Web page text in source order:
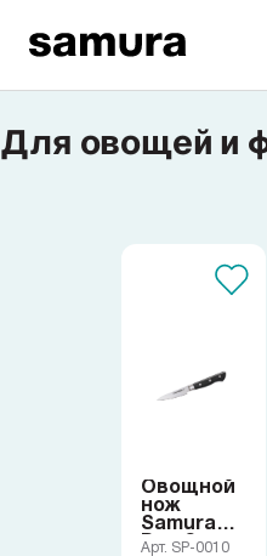
Распродажа
Для овощей и
Овощной
нож
Samura
Pro-S
Арт. SP-0010